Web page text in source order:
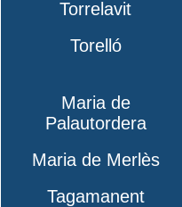
Torrelavit
Torelló
Maria de
Palautordera
Maria de Merlès
Tagamanent